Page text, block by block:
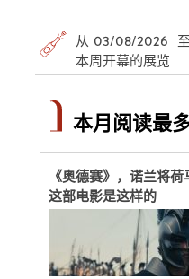
从 03/08/2026
本周开幕的展览
本月阅读最
《奥德赛》，诺兰将
这部电影是这样的